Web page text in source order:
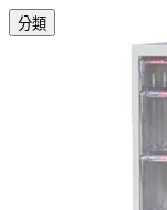
分類